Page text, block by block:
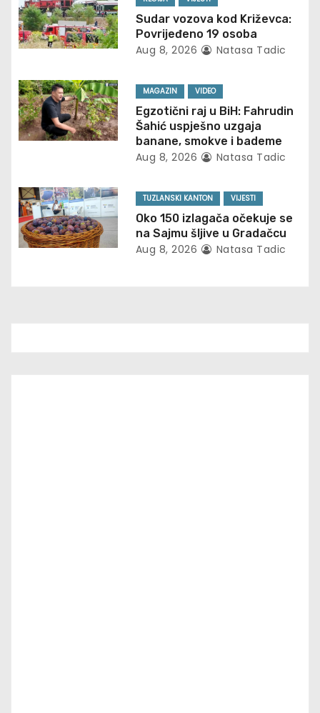
v
i
a
t
o
n
Sudar vozova kod Križevca:
Povrijeđeno 19 osoba
Aug 8, 2026 Natasa Tadic
MAGAZIN VIDEO
Egzotični raj u BiH: Fahrudin
Šahić uspješno uzgaja
banane, smokve i bademe
Aug 8, 2026 Natasa Tadic
TUZLANSKI KANTON VIJESTI
Oko 150 izlagača očekuje se
na Sajmu šljive u Gradačcu
Aug 8, 2026 Natasa Tadic